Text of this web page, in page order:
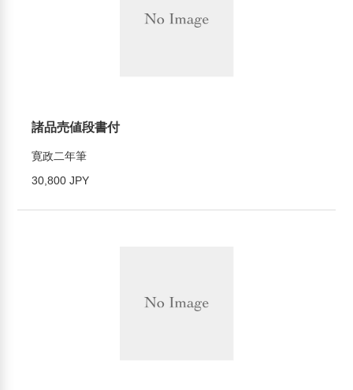
諸品売値段書付
寛政二年筆
30,800 JPY